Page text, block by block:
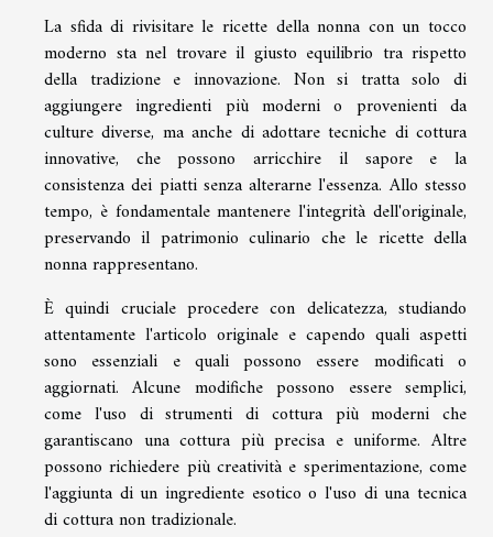
La sfida di rivisitare le ricette della nonna con un tocco
moderno sta nel trovare il giusto equilibrio tra rispetto
della tradizione e innovazione. Non si tratta solo di
aggiungere ingredienti più moderni o provenienti da
culture diverse, ma anche di adottare tecniche di cottura
innovative, che possono arricchire il sapore e la
consistenza dei piatti senza alterarne l'essenza. Allo stesso
tempo, è fondamentale mantenere l'integrità dell'originale,
preservando il patrimonio culinario che le ricette della
nonna rappresentano.
È quindi cruciale procedere con delicatezza, studiando
attentamente l'articolo originale e capendo quali aspetti
sono essenziali e quali possono essere modificati o
aggiornati. Alcune modifiche possono essere semplici,
come l'uso di strumenti di cottura più moderni che
garantiscano una cottura più precisa e uniforme. Altre
possono richiedere più creatività e sperimentazione, come
l'aggiunta di un ingrediente esotico o l'uso di una tecnica
di cottura non tradizionale.